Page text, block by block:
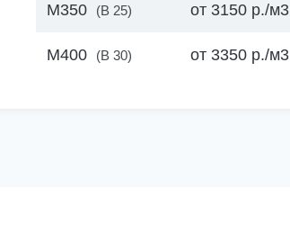
М350 (B 25) от 3150 р./м3
М400 (B 30) от 3350 р./м3